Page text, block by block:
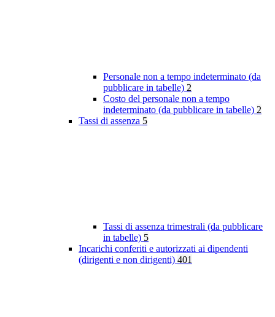
Personale non a tempo indeterminato (da
pubblicare in tabelle) 2
Costo del personale non a tempo
indeterminato (da pubblicare in tabelle) 2
Tassi di assenza 5
Tassi di assenza trimestrali (da pubblicare
in tabelle) 5
Incarichi conferiti e autorizzati ai dipendenti
(dirigenti e non dirigenti) 401